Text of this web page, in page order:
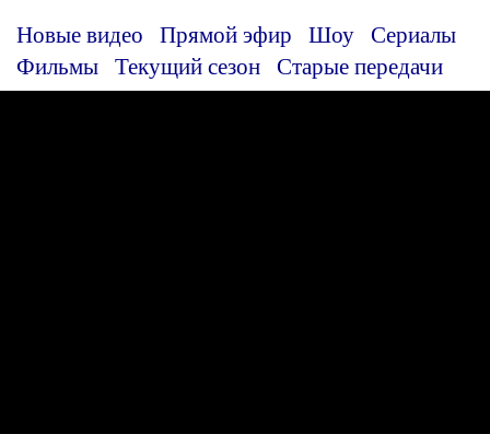
Новые видео Прямой эфир Шоу
Сериалы
Фильмы
Текущий сезон Старые передачи